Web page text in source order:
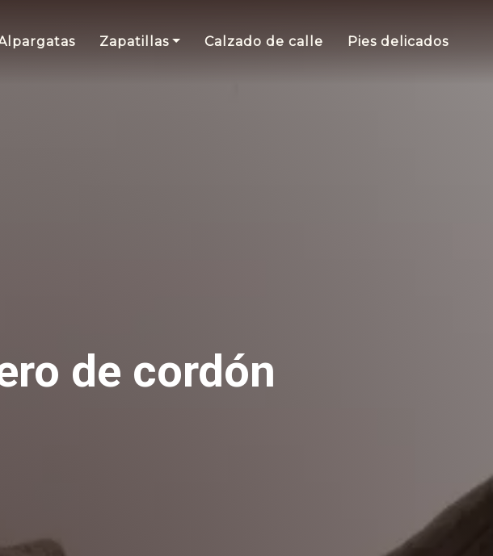
Zapatillas Calzado de calle Pies delicados
de cordón